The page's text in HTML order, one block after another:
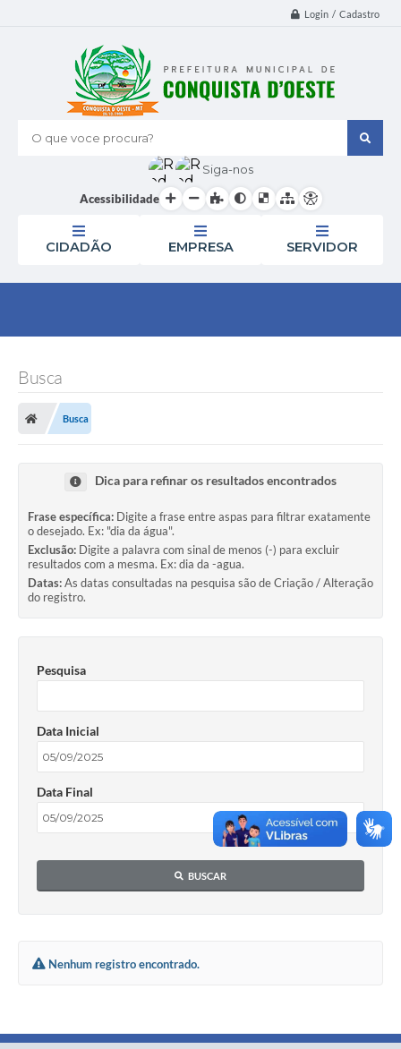
Login / Cadastro
O que voce procura?
Siga-nos
Acessibilidade
CIDADÃO EMPRESA SERVIDOR
Busca
Busca
Dica para refinar os resultados encontrados
Frase específica: Digite a frase entre aspas para filtrar exatamente
o desejado. Ex: "dia da água".
Exclusão: Digite a palavra com sinal de menos (-) para excluir
resultados com a mesma. Ex: dia da -agua.
Datas:As datas consultadas na pesquisa são de Criação / Alteração
do registro.
Pesquisa
Data Inicial
Data Final
BUSCAR
Nenhum registro encontrado.